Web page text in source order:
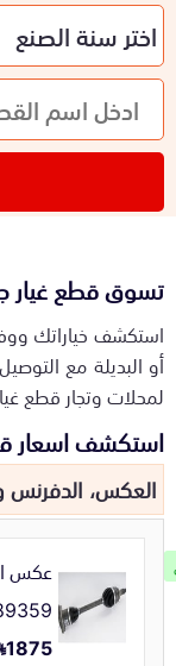
تسوق قطع غيار
استكشف خياراتك
أو البديلة مع
لمحلات وتجار قطع
استكشف اسعار
العكس، الدفرنس
عكس
1875